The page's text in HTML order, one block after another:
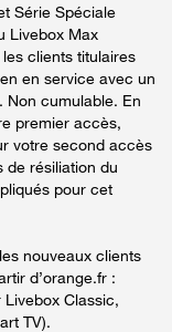
Série Spéciale
Livebox Max
clients titulaires
en service avec un
Non cumulable. En
premier accès,
votre second accès
de résiliation du
pour cet
nouveaux clients
d’orange.fr :
Classic,
TV).